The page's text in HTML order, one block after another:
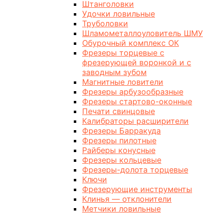
Штанголовки
Удочки ловильные
Труболовки
Шламометаллоуловитель ШМУ
Обурочный комплекс ОК
Фрезеры торцевые с
фрезерующей воронкой и с
заводным зубом
Магнитные ловители
Фрезеры арбузообразные
Фрезеры стартово-оконные
Печати свинцовые
Калибраторы расширители
Фрезеры Барракуда
Фрезеры пилотные
Райберы конусные
Фрезеры кольцевые
Фрезеры-долота торцевые
Ключи
Фрезерующие инструменты
Клинья — отклонители
Метчики ловильные